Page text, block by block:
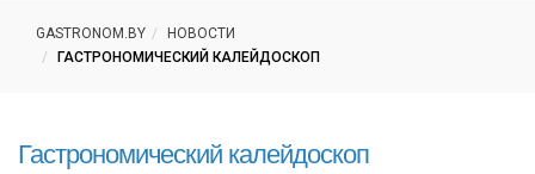
GASTRONOM.BY
НОВОСТИ
ГАСТРОНОМИЧЕСКИЙ КАЛЕЙДОСКОП
Гастрономический калейдоскоп